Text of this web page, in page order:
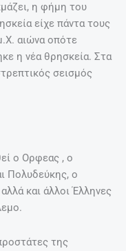
η φήμη του
είχε πάντα τους
αιώνα οπότε
η νέα θρησκεία. Στα
σεισμός
ο Ορφεας , ο
Πολυδεύκης, ο
και άλλοι Έλληνες
της